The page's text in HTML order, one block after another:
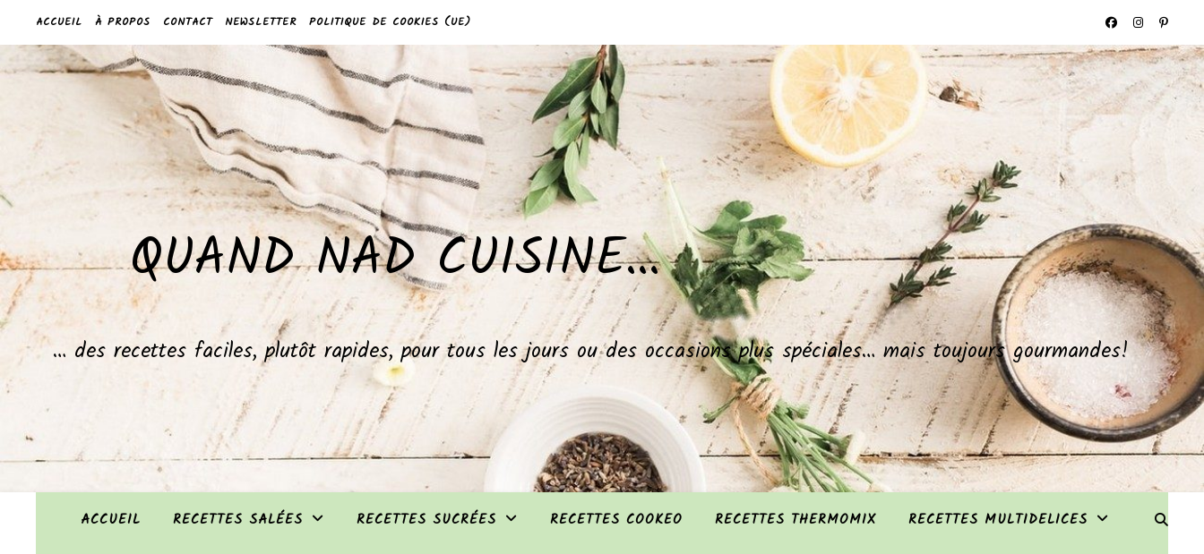
ACCUEIL À PROPOS CONTACT NEWSLETTER POLITIQUE DE COOKIES (UE)
QUAND NAD CUISINE…
… des recettes faciles, plutôt rapides, pour tous les jours ou des occasions plus spéciales… mais toujours gourmandes!
ACCUEIL RECETTES SALÉES RECETTES SUCRÉES RECETTES COOKEO RECETTES THERMOMIX RECETTES MULTIDELICES